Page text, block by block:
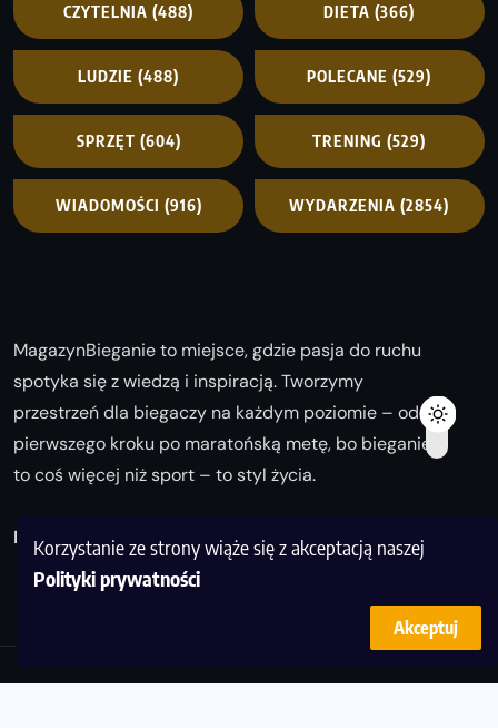
Korzystanie ze strony wiąże się z akceptacją naszej
Polityki prywatności
Akceptuj
CZYTELNIA (488) DIETA (366)
LUDZIE (488) POLECANE (529)
SPRZĘT (604) TRENING (529)
WIADOMOŚCI (916) WYDARZENIA (2854)
MagazynBieganie to miejsce, gdzie pasja do ruchu
spotyka się z wiedzą i inspiracją. Tworzymy
przestrzeń dla biegaczy na każdym poziomie – od
pierwszego kroku po maratońską metę, bo bieganie
to coś więcej niż sport – to styl życia.
Biegaj z nami i odkrywaj swoją najlepszą wersję!